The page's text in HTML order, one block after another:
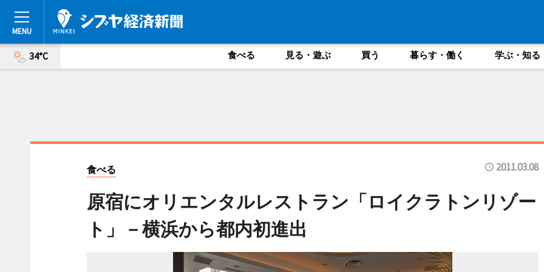
34°C 食べる 見る・遊ぶ 買う 暮らす・働く 学ぶ・知る
食べる 2011.03.08
原宿にオリエンタルレストラン「ロイクラトンリゾー
ト」－横浜から都内初進出